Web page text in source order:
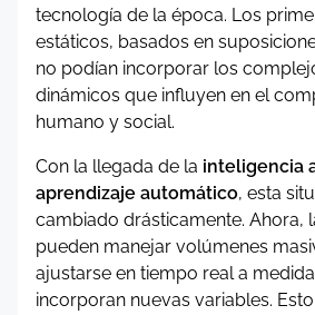
tecnología de la época. Los
estáticos, basados en
no podían incorporar los
dinámicos que influyen en el
humano y social.
Con la llegada de la inteligencia
aprendizaje automático, esta
cambiado drásticamente. Ahora,
pueden manejar volúmenes
ajustarse en tiempo real a
incorporan nuevas variables.